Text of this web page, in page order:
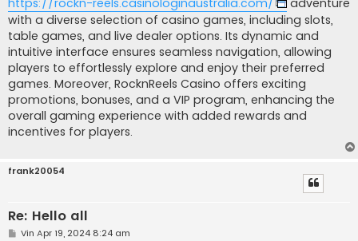
j
https://rockn-reels.casinologinaustralia.com/
adventure
with a diverse selection of casino games, including slots,
table games, and live dealer options. Its dynamic and
intuitive interface ensures seamless navigation, allowing
players to effortlessly explore and enjoy their preferred
games. Moreover, RocknReels Casino offers exciting
promotions, bonuses, and a VIP program, enhancing the
overall gaming experience with added rewards and
incentives for players.
frank20054
Re: Hello all
M
Vin Apr 19, 2024 8:24 am